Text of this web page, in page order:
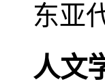
东亚
人文